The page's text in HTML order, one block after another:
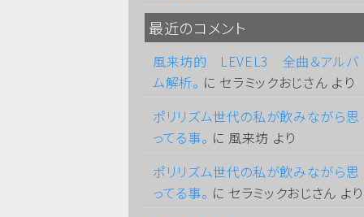
最近のコメント
風来坊的 LEVEL3 全曲＆アルバ
ム解析。 に セラミックおじさん より
ポリリズム世代の私が飲みながら思
ってる事。 に 風来坊 より
ポリリズム世代の私が飲みながら思
ってる事。 に セラミックおじさん より